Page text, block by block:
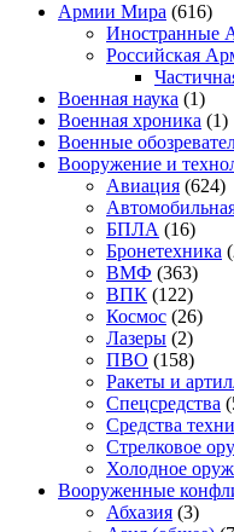
Армии Мира (616)
Иностранные
Российская
Военная наука (1)
Военная хроника (1)
Военные
Вооружение и
Авиация (624)
БПЛА (16)
Бронетехника
ВМФ (363)
ВПК (122)
Космос (26)
Лазеры (2)
ПВО (158)
Ракеты и
Спецсредства
Средства
Стрелковое
Холодное
Вооруженные
Абхазия (3)